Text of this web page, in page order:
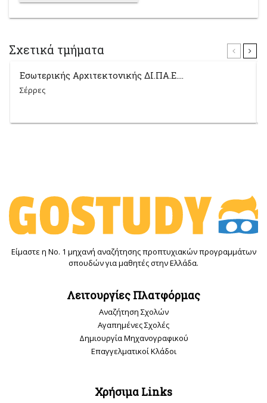
Σχετικά τμήματα
Εσωτερικής Αρχιτεκτονικής ΔΙ.ΠΑ.Ε....
Σέρρες
Είμαστε η Νο. 1 μηχανή αναζήτησης προπτυχιακών προγραμμάτων
σπουδών για μαθητές στην Ελλάδα.
Λειτουργίες Πλατφόρμας
Αναζήτηση Σχολών
Αγαπημένες Σχολές
Δημιουργία Μηχανογραφικού
Επαγγελματικοί Κλάδοι
Χρήσιμα Links